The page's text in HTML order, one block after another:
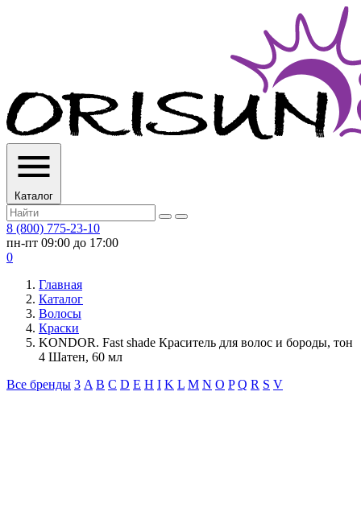
Каталог
8 (800) 775-23-10
пн-пт 09:00 до 17:00
0
Главная
Каталог
Волосы
Краски
KONDOR. Fast shade Краситель для волос и бороды, тон
4 Шатен, 60 мл
Все бренды 3 A B C D E H I K L M N O P Q R S V